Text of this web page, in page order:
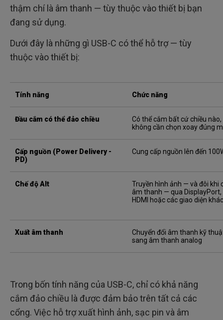
thậm chí là âm thanh — tùy thuộc vào thiết bị bạn
đang sử dụng.
Dưới đây là những gì USB-C có thể hỗ trợ — tùy
thuộc vào thiết bị:
Tính năng Chức năng
Đầu cắm có thể đảo chiều
Có thể cắm bất cứ chiều nào,
không cần chọn xoay đúng
Cấp nguồn (Power Delivery -
PD)
Cung cấp nguồn lên đến
Chế độ Alt
Truyền hình ảnh — và đôi khi
âm thanh — qua DisplayPort,
HDMI hoặc các giao diện khác
Xuất âm thanh
Chuyển đổi âm thanh kỹ
sang âm thanh analog
Trong bốn tính năng của USB-C, chỉ có khả năng
cắm đảo chiều là được đảm bảo trên tất cả các
cổng. Việc hỗ trợ xuất hình ảnh, sạc pin và âm